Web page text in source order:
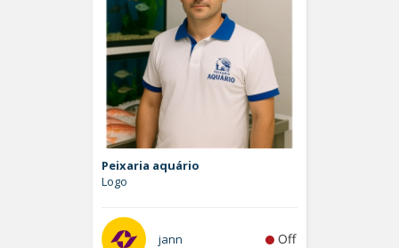
Peixaria aquário
Logo
jann Off